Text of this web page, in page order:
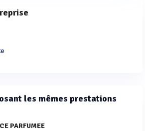
les mêmes prestations
PARFUMEE